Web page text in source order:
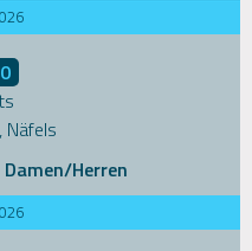
Näfels
Herren